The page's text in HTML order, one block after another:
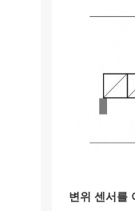
변위 센서를